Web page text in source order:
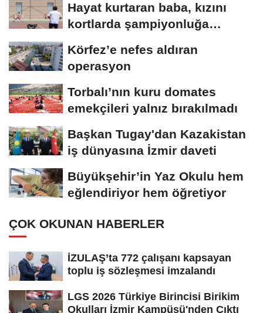
Hayat kurtaran baba, kızını
kortlarda şampiyonluğa
Körfez’e nefes aldıran
operasyon
Torbalı’nın kuru domates
emekçileri yalnız bırakılmadı
Başkan Tugay'dan Kazakistan
iş dünyasına İzmir daveti
Büyükşehir’in Yaz Okulu hem
eğlendiriyor hem öğretiyor
ÇOK OKUNAN HABERLER
İZULAŞ’ta 772 çalışanı kapsayan
toplu iş sözleşmesi imzalandı
LGS 2026 Türkiye Birincisi Birikim
Okulları İzmir Kampüsü'nden Çıktı